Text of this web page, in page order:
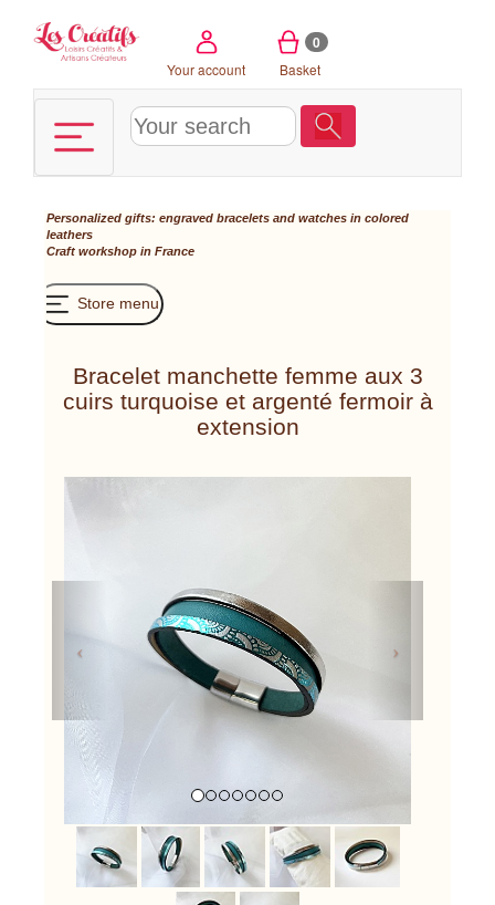
Your account
0
Basket
Personalized gifts: engraved bracelets and watches in colored
leathers
Craft workshop in France
Store menu
Bracelet manchette femme aux 3
cuirs turquoise et argenté fermoir à
extension